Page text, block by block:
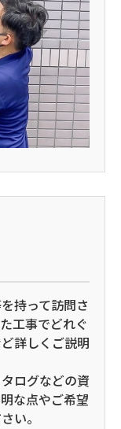
持って訪問さ
工事でどれぐ
詳しくご説明
ログなどの資
な点やご希望
い。